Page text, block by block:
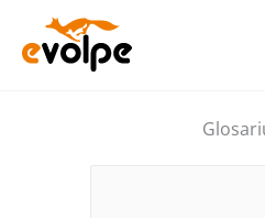
Przejdź